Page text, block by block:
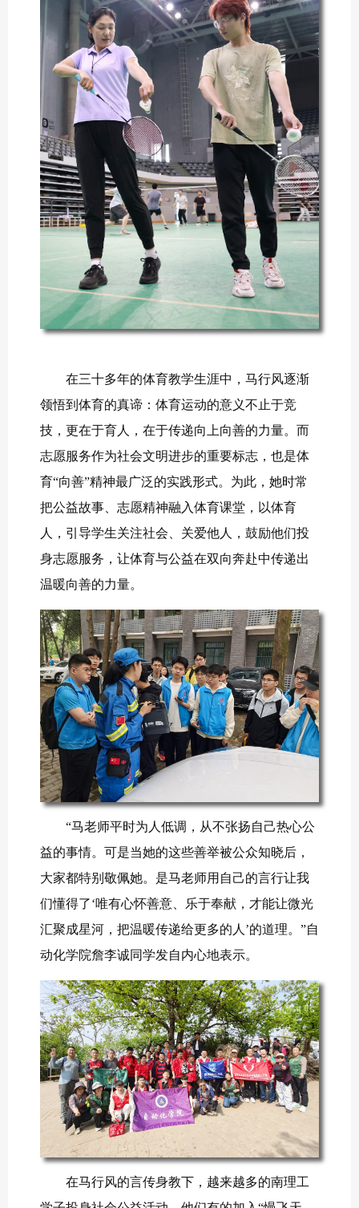
在三十多年的体育教学生涯中，马行风逐渐
领悟到体育的真谛：体育运动的意义不止于竞
技，更在于育人，在于传递向上向善的力量。而
志愿服务作为社会文明进步的重要标志，也是体
育“向善”精神最广泛的实践形式。为此，她时常
把公益故事、志愿精神融入体育课堂，以体育
人，引导学生关注社会、关爱他人，鼓励他们投
身志愿服务，让体育与公益在双向奔赴中传递出
温暖向善的力量。
“马老师平时为人低调，从不张扬自己热心公
益的事情。可是当她的这些善举被公众知晓后，
大家都特别敬佩她。是马老师用自己的言行让我
们懂得了‘唯有心怀善意、乐于奉献，才能让微光
汇聚成星河，把温暖传递给更多的人’的道理。”自
动化学院詹李诚同学发自内心地表示。
在马行风的言传身教下，越来越多的南理工